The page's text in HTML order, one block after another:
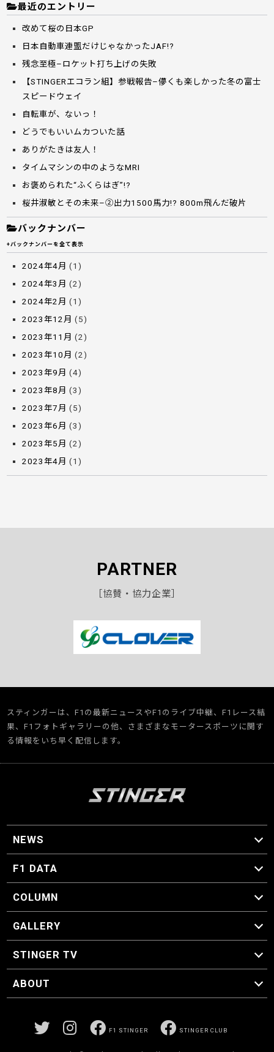
最近のエントリー
改めて桜の日本GP
日本自動車連盟だけじゃなかったJAF!?
残念至極–ロケット打ち上げの失敗
【STINGERエコラン組】参戦報告–儚くも楽しかった冬の富士
スピードウェイ
自転車が、ないっ！
どうでもいいムカついた話
ありがたきは友人！
タイムマシンの中のようなMRI
お褒められた“ふくらはぎ”!?
桜井淑敏とその未来–②出力1500馬力!? 800m飛んだ破片
バックナンバー
+バックナンバーを全て表示
2024年4月 (1)
2024年3月 (2)
2024年2月 (1)
2023年12月 (5)
2023年11月 (2)
2023年10月 (2)
2023年9月 (4)
2023年8月 (3)
2023年7月 (5)
2023年6月 (3)
2023年5月 (2)
2023年4月 (1)
PARTNER
［協賛・協力企業］
スティンガーは、F1の最新ニュースやF1のライブ中継、F1レース結
果、F1フォトギャラリーの他、さまざまなモータースポーツに関す
る情報をいち早く配信します。
NEWS
F1 ニュース
F1 DATA
F1 日程
F1 データ
COLUMN
マイ・ワンダフル・サーキット
スクーデリア・一方通行
F1に燃え、ゴルフに泣く日々。
スティングくんの部屋
GALLERY
GALLERY
STINGER TV
STINGER TV
ABOUT
F1 STINGER STINGER CLUB